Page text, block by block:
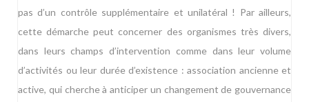
pas d’un contrôle supplémentaire et unilatéral ! Par ailleurs,
cette démarche peut concerner des organismes très divers,
dans leurs champs d’intervention comme dans leur volume
d’activités ou leur durée d’existence : association ancienne et
active, qui cherche à anticiper un changement de gouvernance